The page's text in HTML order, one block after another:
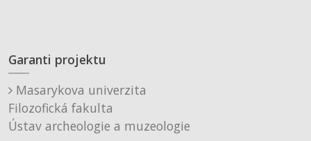
Garanti projektu
Masarykova univerzita
Filozofická fakulta
Ústav archeologie a muzeologie